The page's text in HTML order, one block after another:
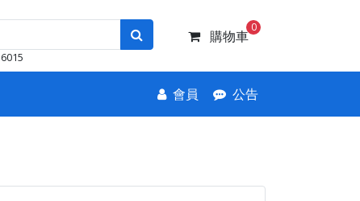
6015
購物車
0
會員 公告